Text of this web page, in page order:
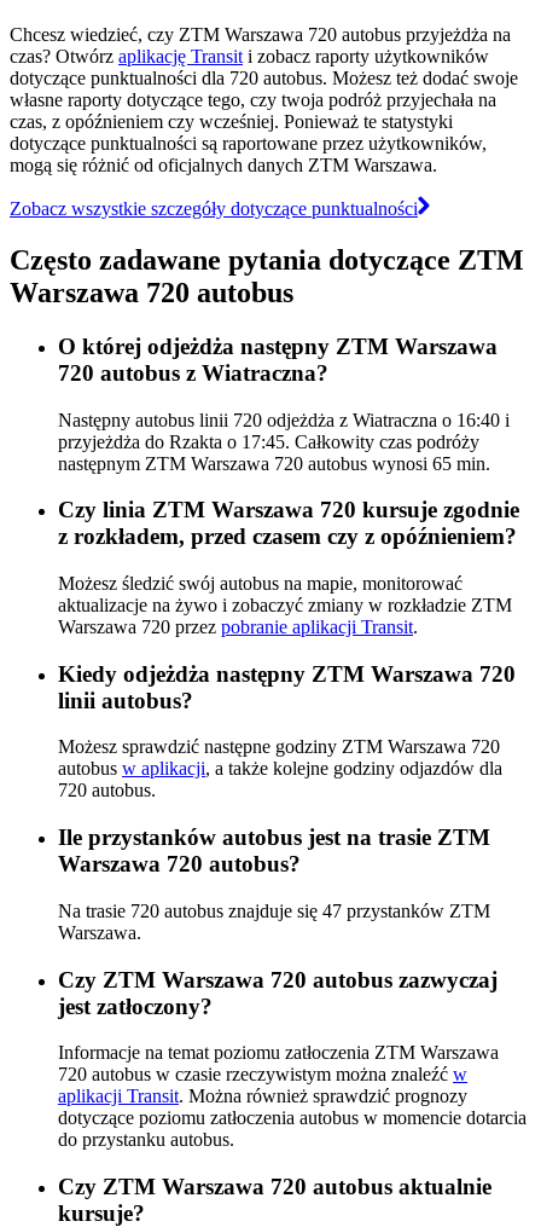
Chcesz wiedzieć, czy ZTM Warszawa 720 autobus przyjeżdża na
czas? Otwórz aplikację Transit i zobacz raporty użytkowników
dotyczące punktualności dla 720 autobus. Możesz też dodać swoje
własne raporty dotyczące tego, czy twoja podróż przyjechała na
czas, z opóźnieniem czy wcześniej. Ponieważ te statystyki
dotyczące punktualności są raportowane przez użytkowników,
mogą się różnić od oficjalnych danych ZTM Warszawa.
Zobacz wszystkie szczegóły dotyczące punktualności
Często zadawane pytania dotyczące ZTM
Warszawa 720 autobus
O której odjeżdża następny ZTM Warszawa
720 autobus z Wiatraczna?
Następny autobus linii 720 odjeżdża z Wiatraczna o 16:40 i
przyjeżdża do Rzakta o 17:45. Całkowity czas podróży
następnym ZTM Warszawa 720 autobus wynosi 65 min.
Czy linia ZTM Warszawa 720 kursuje zgodnie
z rozkładem, przed czasem czy z opóźnieniem?
Możesz śledzić swój autobus na mapie, monitorować
aktualizacje na żywo i zobaczyć zmiany w rozkładzie ZTM
Warszawa 720 przez pobranie aplikacji Transit.
Kiedy odjeżdża następny ZTM Warszawa 720
linii autobus?
Możesz sprawdzić następne godziny ZTM Warszawa 720
autobus w aplikacji, a także kolejne godziny odjazdów dla
720 autobus.
Ile przystanków autobus jest na trasie ZTM
Warszawa 720 autobus?
Na trasie 720 autobus znajduje się 47 przystanków ZTM
Warszawa.
Czy ZTM Warszawa 720 autobus zazwyczaj
jest zatłoczony?
Informacje na temat poziomu zatłoczenia ZTM Warszawa
720 autobus w czasie rzeczywistym można znaleźć w
aplikacji Transit. Można również sprawdzić prognozy
dotyczące poziomu zatłoczenia autobus w momencie dotarcia
do przystanku autobus.
Czy ZTM Warszawa 720 autobus aktualnie
kursuje?